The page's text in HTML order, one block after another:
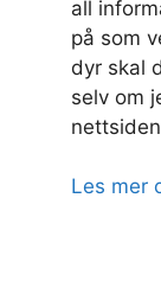
all
på som
dyr skal
selv om
Les mer